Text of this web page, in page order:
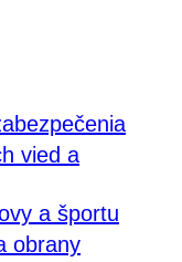
vied a
a športu
obrany